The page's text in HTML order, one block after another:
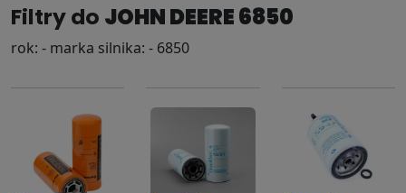
Filtry do JOHN DEERE 6850
rok: - marka silnika: - 6850